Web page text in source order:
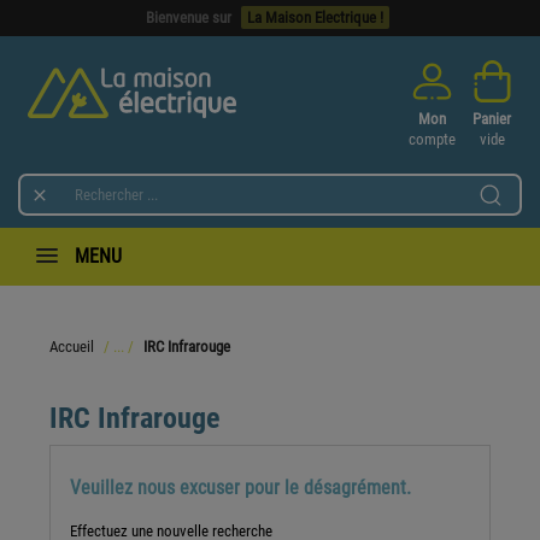
Bienvenue sur La Maison Electrique !

Mon
compte
Panier
vide
MENU
Accueil IRC Infrarouge
IRC Infrarouge
Veuillez nous excuser pour le désagrément.
Effectuez une nouvelle recherche